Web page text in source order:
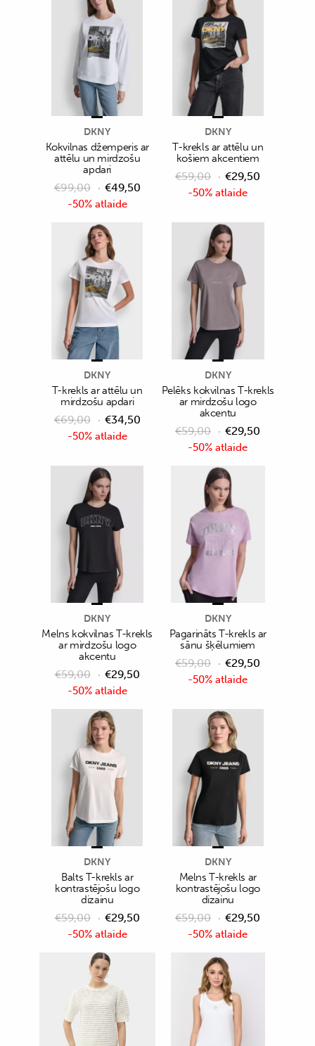
-50% atlaide
DKNY
Kokvilnas džemperis ar
attēlu un mirdzošu
apdari
€99,00 €49,50 -50% atlaide
DKNY
T-krekls ar attēlu un
košiem akcentiem
€59,00 €29,50
-50% atlaide
DKNY
T-krekls ar attēlu un
mirdzošu apdari
€69,00 €34,50
-50% atlaide
DKNY
Pelēks kokvilnas T-krekls
ar mirdzošu logo
akcentu
€59,00 €29,50
-50% atlaide
DKNY
Melns kokvilnas T-krekls
ar mirdzošu logo
akcentu
€59,00 €29,50 -50% atlaide
DKNY
Pagarināts T-krekls ar
sānu šķēlumiem
€59,00 €29,50
-50% atlaide
DKNY
Balts T-krekls ar
kontrastējošu logo
dizainu
€59,00 €29,50
-50% atlaide
DKNY
Melns T-krekls ar
kontrastējošu logo
dizainu
€59,00 €29,50